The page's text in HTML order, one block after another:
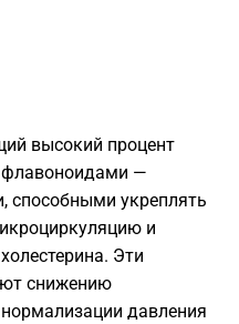
высокий процент
флавоноидами —
укреплять
и
Эти
снижению
давления